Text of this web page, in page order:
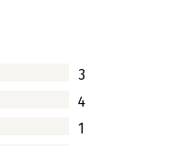
zich voordoet worden
van subassertief gedrag
het geschreven woord?
3
4
1